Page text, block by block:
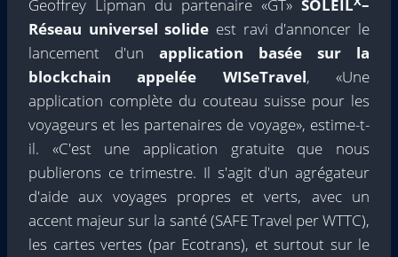
Geoffrey Lipman du partenaire «GT» SOLEIL –
Réseau universel solide est ravi d'annoncer le
lancement d'un application basée sur la
blockchain appelée WISeTravel, «Une
application complète du couteau suisse pour les
voyageurs et les partenaires de voyage», estime-t-
il. «C'est une application gratuite que nous
publierons ce trimestre. Il s'agit d'un agrégateur
d'aide aux voyages propres et verts, avec un
accent majeur sur la santé (SAFE Travel per WTTC),
les cartes vertes (par Ecotrans), et surtout sur le